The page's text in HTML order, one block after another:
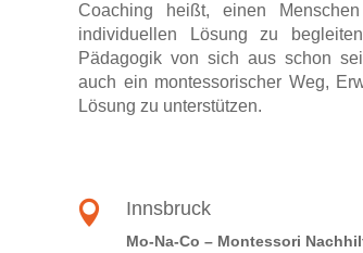
Coaching heißt, einen
individuellen Lösung zu
Pädagogik von sich aus schon
auch ein montessorischer Weg,
Lösung zu unterstützen.
 Innsbruck
Mo-Na-Co – Montessori